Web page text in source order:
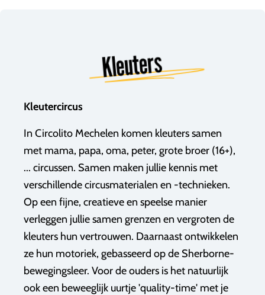
Kleuters
Kleutercircus
In Circolito Mechelen komen kleuters samen
met mama, papa, oma, peter, grote broer (16+),
... circussen. Samen maken jullie kennis met
verschillende circusmaterialen en -technieken.
Op een fijne, creatieve en speelse manier
verleggen jullie samen grenzen en vergroten de
kleuters hun vertrouwen. Daarnaast ontwikkelen
ze hun motoriek, gebasseerd op de Sherborne-
bewegingsleer. Voor de ouders is het natuurlijk
ook een beweeglijk uurtje 'quality-time' met je